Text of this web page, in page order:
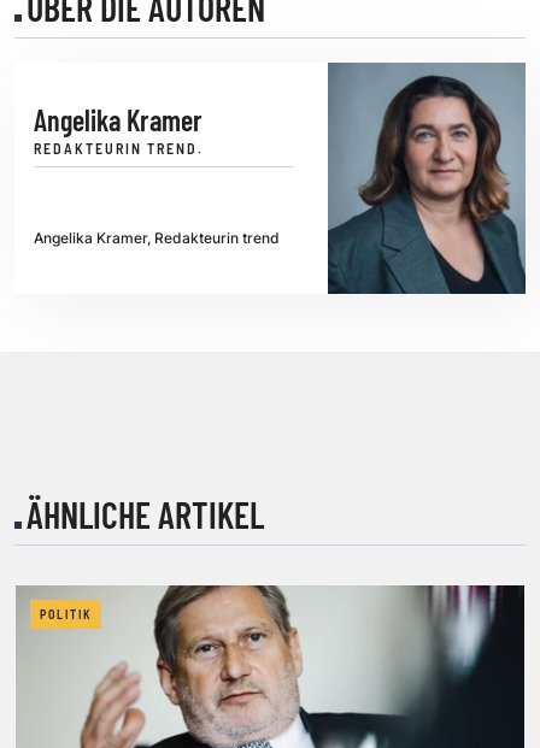
Angelika Kramer
REDAKTEURIN TREND.
Angelika Kramer, Redakteurin trend
ÄHNLICHE ARTIKEL
POLITIK